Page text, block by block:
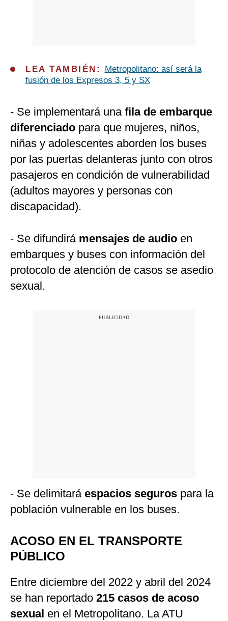
LEA TAMBIÉN:
Metropolitano: así será la
fusión de los Expresos 3, 5 y SX
- Se implementará una fila de embarque
diferenciado para que mujeres, niños,
niñas y adolescentes aborden los buses
por las puertas delanteras junto con otros
pasajeros en condición de vulnerabilidad
(adultos mayores y personas con
discapacidad).
- Se difundirá mensajes de audio en
embarques y buses con información del
protocolo de atención de casos se asedio
sexual.
- Se delimitará espacios seguros para la
población vulnerable en los buses.
ACOSO EN EL TRANSPORTE
PÚBLICO
Entre diciembre del 2022 y abril del 2024
se han reportado 215 casos de acoso
sexual en el Metropolitano. La ATU